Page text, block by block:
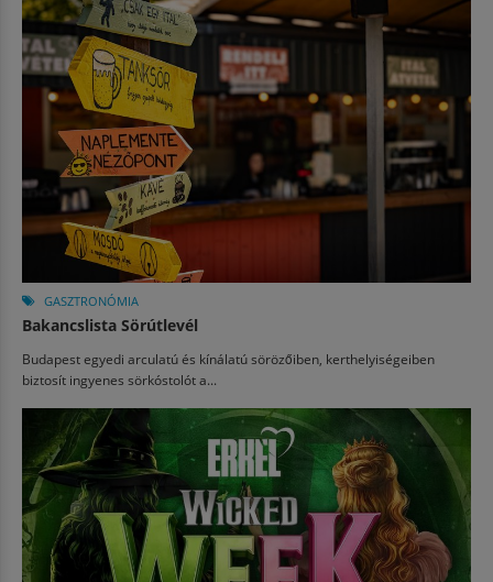
GASZTRONÓMIA
Bakancslista Sörútlevél
Budapest egyedi arculatú és kínálatú sörözőiben, kerthelyiségeiben
biztosít ingyenes sörkóstolót a...